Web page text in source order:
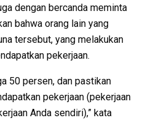
dengan bercanda meminta
bahwa orang lain yang
tersebut, yang melakukan
pekerjaan.
50 persen, dan pastikan
pekerjaan (pekerjaan
Anda sendiri),” kata